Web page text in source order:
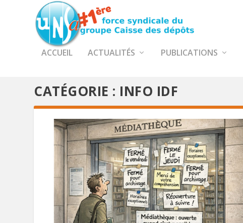
ACCUEIL ACTUALITÉS PUBLICATIONS
CATÉGORIE : INFO IDF